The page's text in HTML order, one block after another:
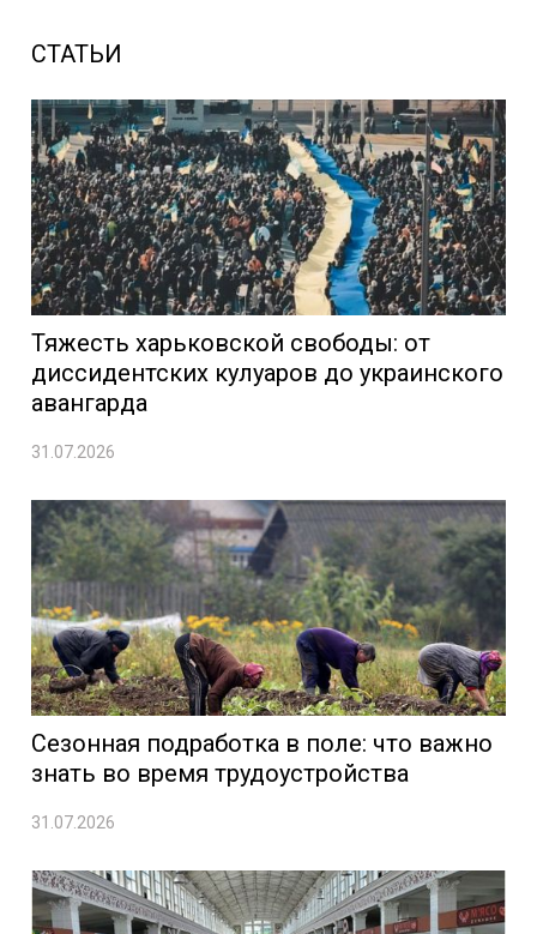
СТАТЬИ
Тяжесть харьковской свободы: от
диссидентских кулуаров до украинского
авангарда
31.07.2026
Сезонная подработка в поле: что важно
знать во время трудоустройства
31.07.2026